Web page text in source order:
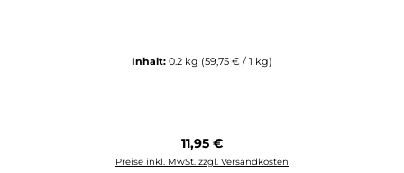
Inhalt: 0.2 kg (59,75 € / 1 kg)
Regulärer Preis:
11,95 €
Preise inkl. MwSt. zzgl. Versandkosten